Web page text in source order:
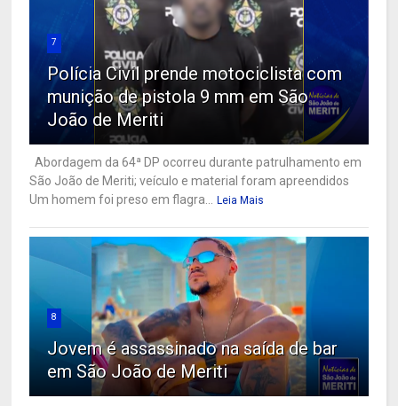
7
Polícia Civil prende motociclista com
munição de pistola 9 mm em São
João de Meriti
Abordagem da 64ª DP ocorreu durante patrulhamento em
São João de Meriti; veículo e material foram apreendidos
Um homem foi preso em flagra... Leia Mais
8
Jovem é assassinado na saída de bar
em São João de Meriti